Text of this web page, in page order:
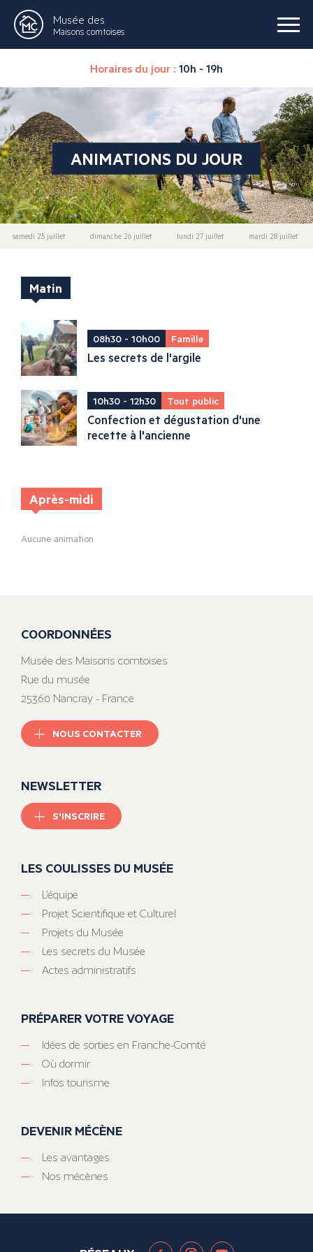
Musée des
Maisons comtoises
Horaires du jour : 10h - 19h
ANIMATIONS DU JOUR
samedi 25 juillet dimanche 26 juillet lundi 27 juillet mardi 28 juillet
Matin
08h30 - 10h00 Famille
Les secrets de l'argile
10h30 - 12h30 Tout public
Confection et dégustation d'une
recette à l'ancienne
Après-midi
Aucune animation
COORDONNÉES
Musée des Maisons comtoises
Rue du musée
25360 Nancray - France
NOUS CONTACTER
NEWSLETTER
S'INSCRIRE
LES COULISSES DU MUSÉE
L’équipe
Projet Scientifique et Culturel
Projets du Musée
Les secrets du Musée
Actes administratifs
PRÉPARER VOTRE VOYAGE
Idées de sorties en Franche-Comté
Où dormir
Infos tourisme
DEVENIR MÉCÈNE
Les avantages
Nos mécènes